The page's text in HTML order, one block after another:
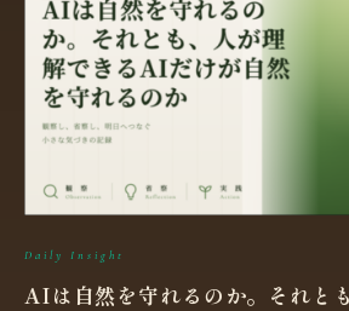
Daily Insight
AIは自然を守れるのか。それと